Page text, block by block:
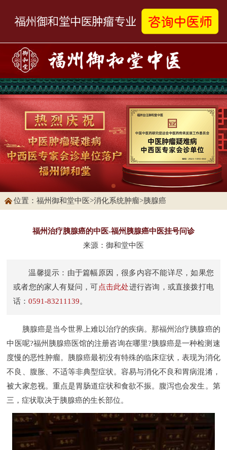
位置：福州御和堂中医>消化系统肿瘤>胰腺癌
福州治疗胰腺癌的中医-福州胰腺癌中医挂号问诊
来源：御和堂中医
温馨提示：由于篇幅原因，很多内容不能详尽，如果您
或者您的家人有疑问，可点击此处进行咨询，或直接拨打电
话：0591-83211139。
胰腺癌是当今世界上难以治疗的疾病。那福州治疗胰腺癌的
中医呢?福州胰腺癌医馆的注册咨询在哪里?胰腺癌是一种检测速
度慢的恶性肿瘤。胰腺癌最初没有特殊的临床症状，表现为消化
不良、腹胀、不适等非典型症状。容易与消化不良和胃病混淆，
被大家忽视。重点是胃肠道症状和食欲不振。腹泻也会发生。第
三，症状取决于胰腺癌的生长部位。